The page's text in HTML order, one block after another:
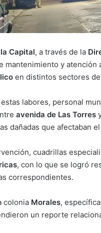
Capital, a través de la
mantenimiento y
en distintos sectores
labores, personal
avenida de Las Torres
dañadas que afectaban
cuadrillas
, con lo que se logró
correspondientes.
colonia Morales,
un reporte